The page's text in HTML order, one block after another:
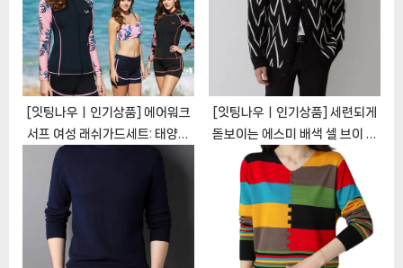
s
t
:
:
[잇팅나우ㅣ인기상품] 에어워크
서프 여성 래쉬가드세트: 태양과
물에서 자신감을 갖게 해주는 기
능성 패션 [EatingNOWㅣ추천
[잇팅나우ㅣ인기상품] 세련되게
돋보이는 에스미 배색 셀 브이 가
디건 [EatingNOWㅣ추천상품]